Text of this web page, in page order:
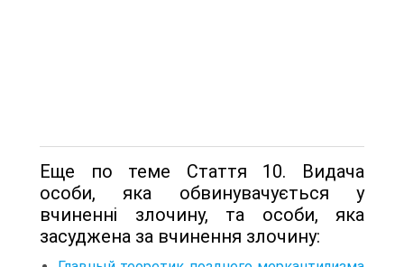
Еще по теме Стаття 10. Видача
особи, яка обвинувачується у
вчиненні злочину, та особи, яка
засуджена за вчинення злочину: